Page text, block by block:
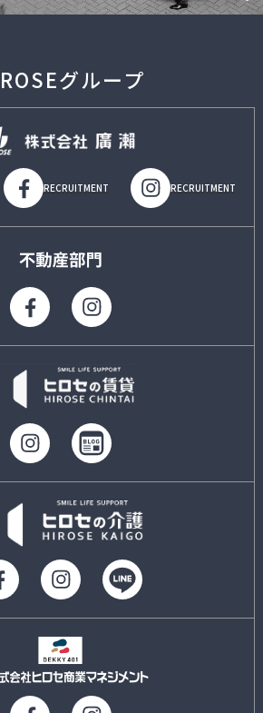
グループ
RECRUITMENT RECRUITMENT